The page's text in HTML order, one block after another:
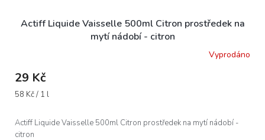
Actiff Liquide Vaisselle 500ml Citron prostředek na
mytí nádobí - citron
Vyprodáno
29 Kč
Měrná
58 Kč / 1 l
Actiff Liquide Vaisselle 500ml Citron prostředek na mytí nádobí -
citron